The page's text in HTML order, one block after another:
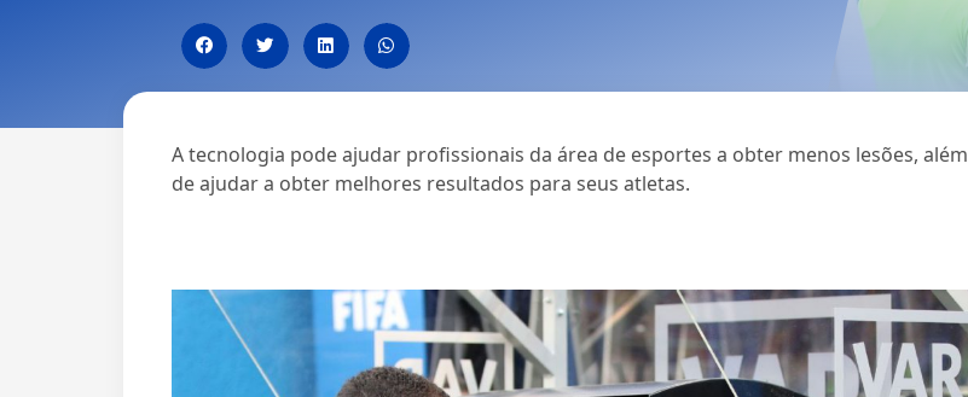
A tecnologia pode ajudar profissionais da área de esportes a obter menos lesões, além
de ajudar a obter melhores resultados para seus atletas.